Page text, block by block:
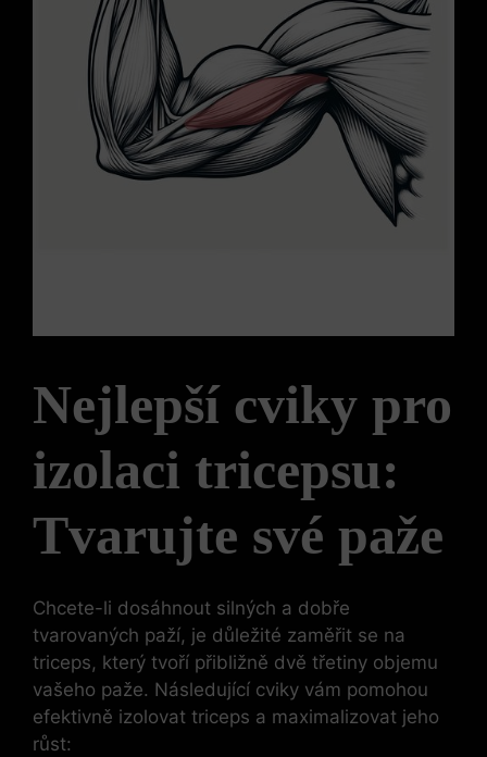
Nejlepší cviky pro
izolaci tricepsu:‍
Tvarujte‌ své ​paže
Chcete-li dosáhnout silných a dobře
tvarovaných paží, je důležité zaměřit​ se⁢ na
triceps,⁣ který tvoří přibližně dvě třetiny objemu⁢
vašeho ​paže. Následující cviky vám pomohou
efektivně izolovat triceps ⁤a maximalizovat jeho
růst: